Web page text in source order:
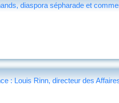
diaspora sépharade et
: Louis Rinn, directeur des